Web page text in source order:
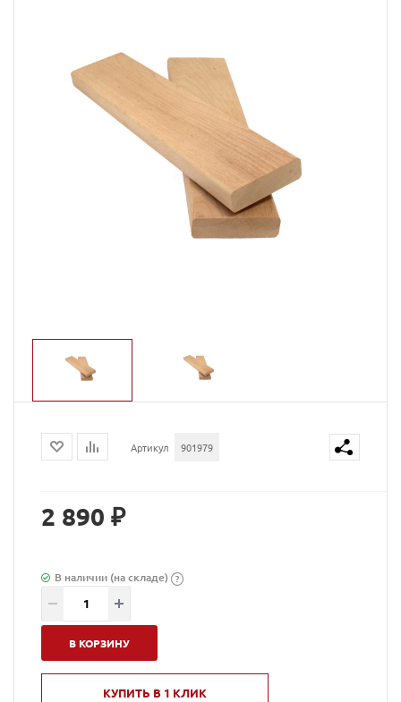
Артикул 901979
2 890 ₽
В наличии (на складе) ?
В КОРЗИНУ
КУПИТЬ В 1 КЛИК